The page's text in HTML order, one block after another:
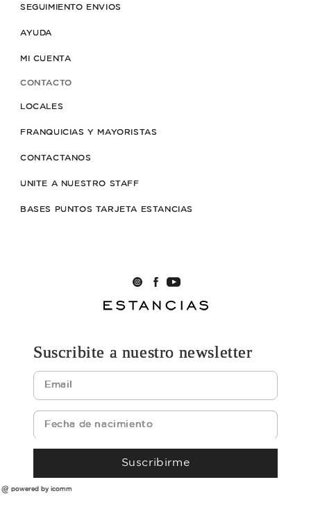
SEGUIMIENTO ENVIOS
AYUDA
MI CUENTA
CONTACTO
LOCALES
FRANQUICIAS Y MAYORISTAS
CONTACTANOS
UNITE A NUESTRO STAFF
BASES PUNTOS TARJETA ESTANCIAS
Suscribite a nuestro newsletter
Suscribirme
powered by icomm